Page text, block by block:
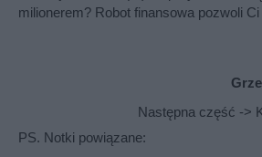
milionerem? Robot finansowa pozwoli Ci
Następna część ->
PS. Notki powiązane: